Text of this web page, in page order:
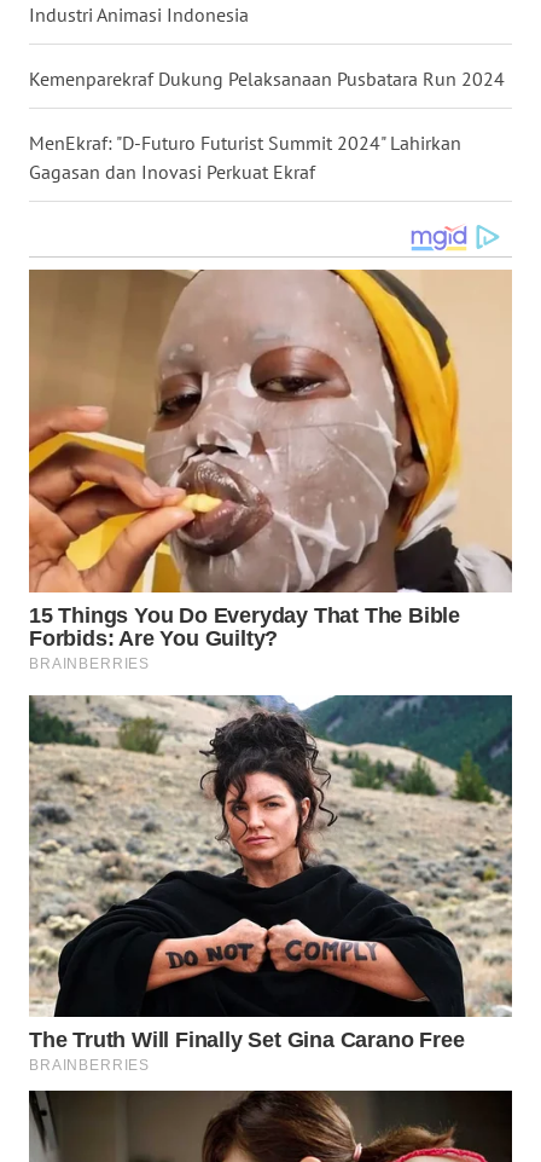
Industri Animasi Indonesia
Kemenparekraf Dukung Pelaksanaan Pusbatara Run 2024
MenEkraf: "D-Futuro Futurist Summit 2024" Lahirkan
Gagasan dan Inovasi Perkuat Ekraf
WN
KALTARA
WN
KALSEL
WN
GORONTALO
WN
SULUT
WN
MALUKU
WN
WN
DAIRI
WN
DANAU
TOBA
WN
NIAS
WN
LANGKAT
TAPANULI